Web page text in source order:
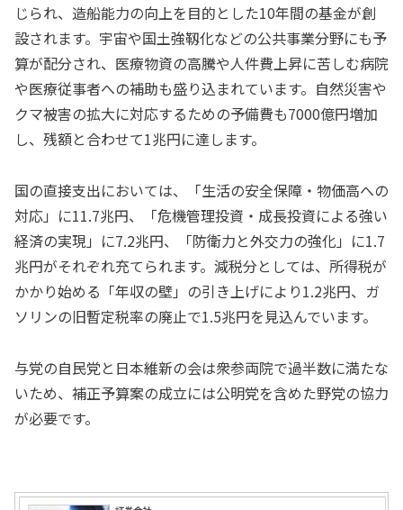
じられ、造船能力の向上を目的とした10年間の基金が創
設されます。宇宙や国土強靱化などの公共事業分野にも予
算が配分され、医療物資の高騰や人件費上昇に苦しむ病院
や医療従事者への補助も盛り込まれています。自然災害や
クマ被害の拡大に対応するための予備費も7000億円増加
し、残額と合わせて1兆円に達します。
国の直接支出においては、「生活の安全保障・物価高への
対応」に11.7兆円、「危機管理投資・成長投資による強い
経済の実現」に7.2兆円、「防衛力と外交力の強化」に1.7
兆円がそれぞれ充てられます。減税分としては、所得税が
かかり始める「年収の壁」の引き上げにより1.2兆円、ガ
ソリンの旧暫定税率の廃止で1.5兆円を見込んでいます。
与党の自民党と日本維新の会は衆参両院で過半数に満たな
いため、補正予算案の成立には公明党を含めた野党の協力
が必要です。